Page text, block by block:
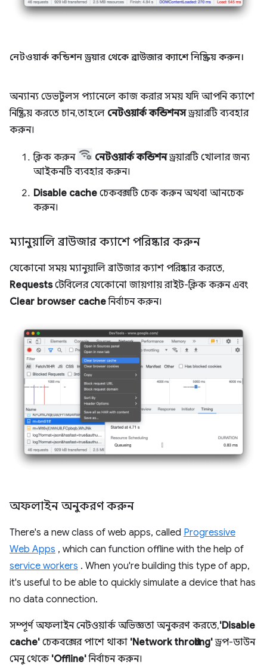
নেটওয়ার্ক কন্ডিশন ড্রয়ার থেকে ব্রাউজার ক্যাশে নিষ্ক্রিয় করুন।
অন্যান্য ডেভটুলস প্যানেলে কাজ করার সময় যদি আপনি ক্যাশে
নিষ্ক্রিয় করতে চান, তাহলে নেটওয়ার্ক কন্ডিশনসড্রয়ারটি ব্যবহার
করুন।
ক্লিক করুন নেটওয়ার্ক কন্ডিশনড্রয়ারটি খোলার জন্য
আইকনটি ব্যবহার করুন।
Disable cache চেকবক্সটি চেক করুন অথবা আনচেক
করুন।
ম্যানুয়ালি ব্রাউজার ক্যাশে পরিষ্কার করুন
যেকোনো সময় ম্যানুয়ালি ব্রাউজার ক্যাশ পরিষ্কার করতে,
Requestsটেবিলের যেকোনো জায়গায় রাইট-ক্লিক করুন এবং
Clear browser cacheনির্বাচন করুন।
অফলাইন অনুকরণ করুন
There's a new class of web apps, called Progressive
Web Apps , which can function offline with the help of
service workers . When you're building this type of app,
it's useful to be able to quickly simulate a device that has
no data connection.
সম্পূর্ণ অফলাইন নেটওয়ার্ক অভিজ্ঞতা অনুকরণ করতে,'Disable
cache' চেকবক্সের পাশে থাকা 'Network throttling'ড্রপ-ডাউন
মেনু থেকে 'Offline'নির্বাচন করুন।